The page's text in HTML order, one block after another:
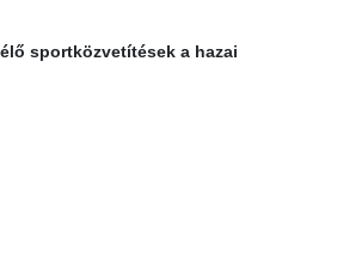
sportközvetítések a hazai